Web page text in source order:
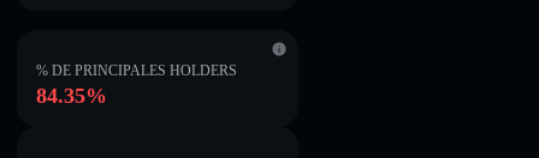
% DE PRINCIPALES HOLDERS
84.35%